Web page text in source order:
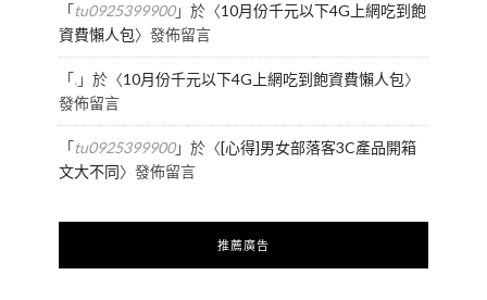
「tu0925399900」於〈10月份千元以下4G上網吃到飽
資費懶人包〉發佈留言
「.」於〈10月份千元以下4G上網吃到飽資費懶人包〉
發佈留言
「tu0925399900」於〈[心得]男女部落客3C產品開箱
文大不同〉發佈留言
推薦廣告